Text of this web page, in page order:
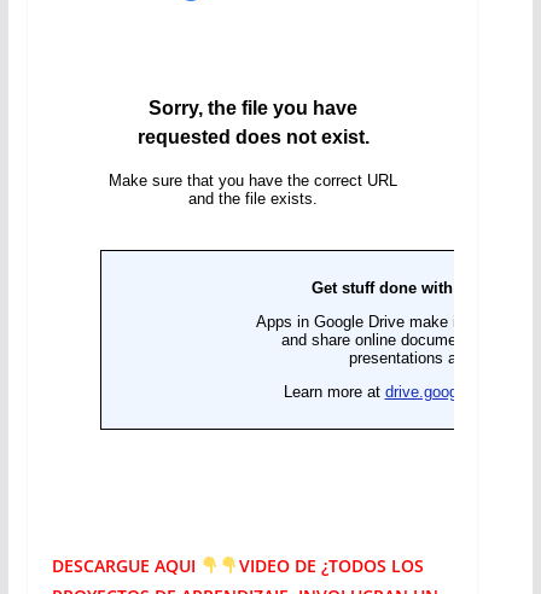
DESCARGUE AQUI
VIDEO DE ¿TODOS LOS